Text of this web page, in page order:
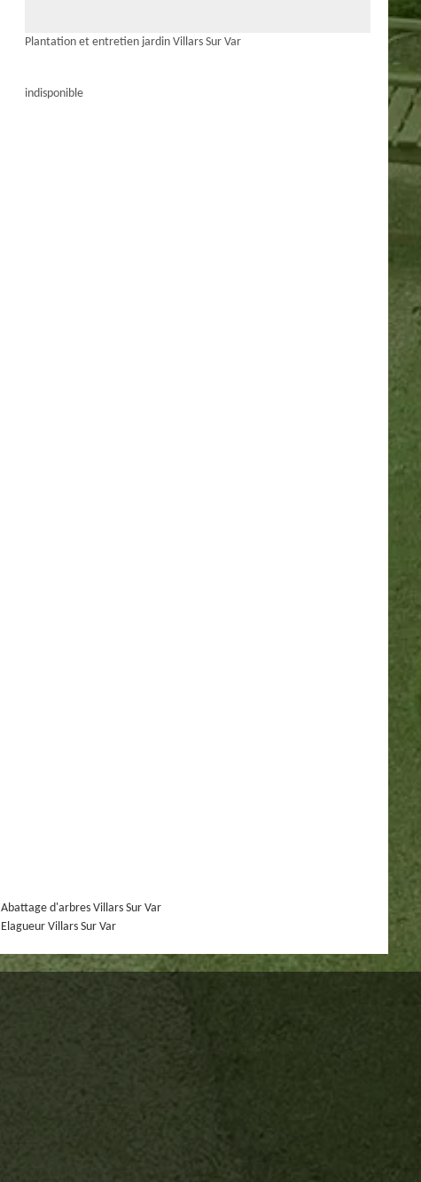
Plantation et entretien jardin Villars Sur Var
indisponible
Abattage d'arbres Villars Sur Var
Elagueur Villars Sur Var